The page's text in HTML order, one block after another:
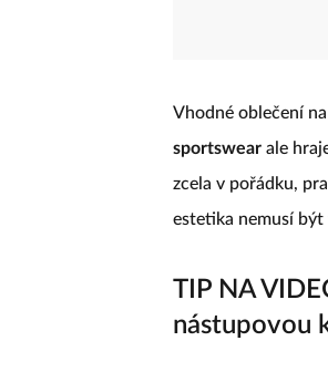
Vhodné oblečení
sportswear ale
zcela v pořádku,
estetika nemusí
TIP NA
nástupovou